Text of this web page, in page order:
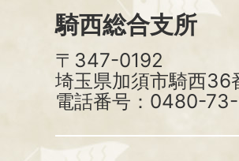
騎西総合支所
〒347-0192
埼玉県加須市騎西36
電話番号：0480-73-